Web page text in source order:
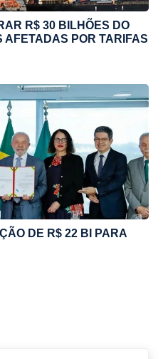
R$ 30 BILHÕES DO
AFETADAS POR TARIFAS
DE R$ 22 BI PARA